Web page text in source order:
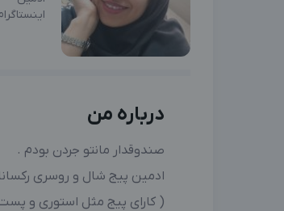
درباره من
صندوقدار مانتو جردن بودم .
ادمین پیج شال و روسری
( کارای پیج مثل استوری و